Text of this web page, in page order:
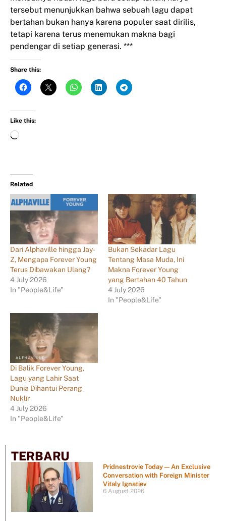
tersebut menunjukkan bahwa sebuah lagu dapat
bertahan bukan hanya karena populer saat dirilis,
tetapi karena terus menemukan makna bagi
pendengar di setiap generasi. ***
Share this:
Like this:
Related
Dari Alphaville hingga Jay-
Z, Mengapa Forever Young
Terus Dibawakan Ulang?
4 July 2026
In "People&Life"
Bukan Sekadar Lagu
Tentang Masa Muda, Ini
Makna Forever Young
yang Bertahan 40 Tahun
4 July 2026
In "People&Life"
Di Balik Forever Young,
Lagu yang Lahir Saat
Dunia Dihantui Perang
Nuklir
4 July 2026
In "People&Life"
TERBARU
Pridnestrovie Today — An Exclusive
Conversation with Foreign Minister
Vitaly Ignatiev
6 August 2026